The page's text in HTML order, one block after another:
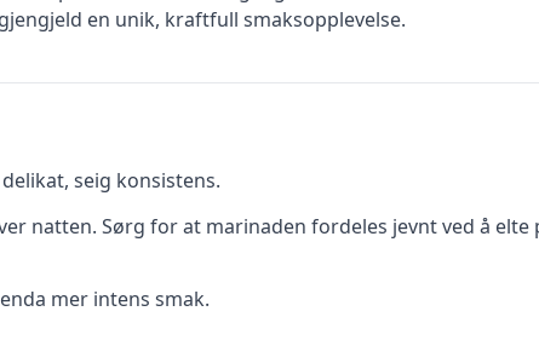
en unik, kraftfull smaksopplevelse.
seig konsistens.
natten. Sørg for at marinaden fordeles jevnt ved å elte
mer intens smak.